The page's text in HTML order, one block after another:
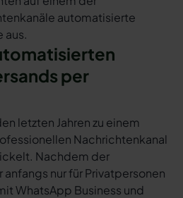
automatisierte
aus.
per
letzten Jahren zu einem
Nachrichtenkanal
Nachdem der
nur für Privatpersonen
WhatsApp Business und